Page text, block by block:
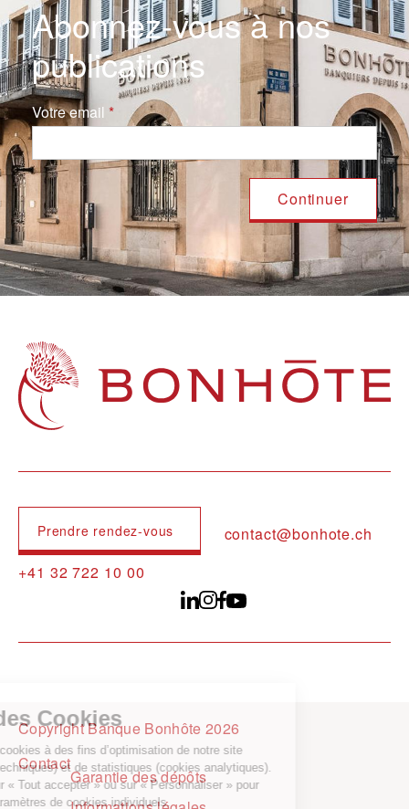
Abonnez-vous à nos
publications
Votre email
Navigation principale
Prendre rendez-vous
contact@bonhote.ch
+41 32 722 10 00
Copyright Banque Bonhôte 2026
ContactPied de page
Garantie des dépôts